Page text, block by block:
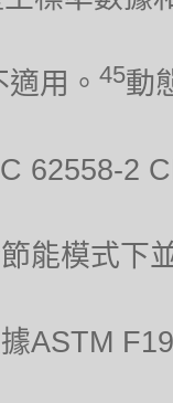
用。 45動
62558-2
能模式下
ASTM